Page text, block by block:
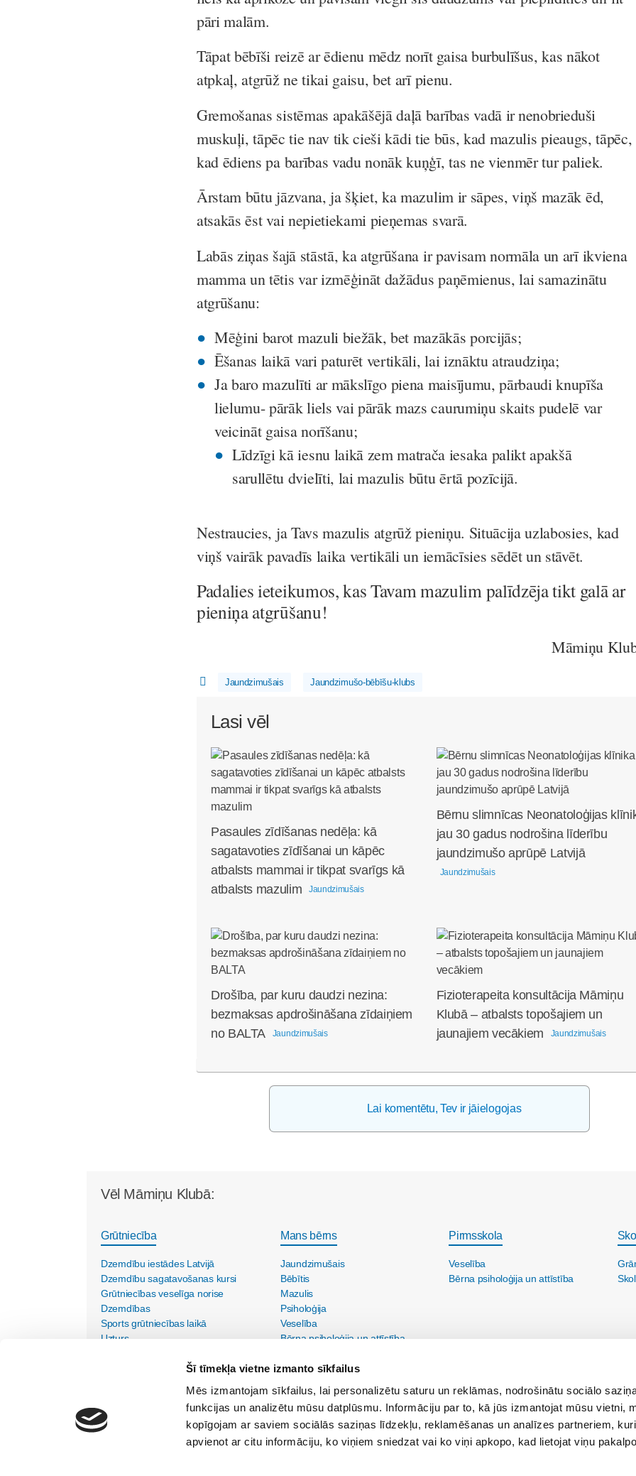
Šī tīmekļa vietne izmanto sīkfailus
Mēs izmantojam sīkfailus, lai personalizētu saturu un reklāmas, nodrošinātu sociālo
funkcijas un analizētu mūsu datplūsmu. Informāciju par to, kā jūs izmantojat mūsu vietni,
kopīgojam ar saviem sociālās saziņas līdzekļu, reklamēšanas un analīzes partneriem,
apvienot ar citu informāciju, ko viņiem sniedzat vai ko viņi apkopo, kad lietojat viņu
pāri malām.
Tāpat bēbīši reizē ar ēdienu mēdz norīt gaisa burbulīšus, kas nākot
atpkaļ, atgrūž ne tikai gaisu, bet arī pienu.
Gremošanas sistēmas apakāšējā daļā barības vadā ir nenobrieduši
muskuļi, tāpēc tie nav tik cieši kādi tie būs, kad mazulis pieaugs, tāpēc,
kad ēdiens pa barības vadu nonāk kuņģī, tas ne vienmēr tur paliek.
Ārstam būtu jāzvana, ja šķiet, ka mazulim ir sāpes, viņš mazāk ēd,
atsakās ēst vai nepietiekami pieņemas svarā.
Labās ziņas šajā stāstā, ka atgrūšana ir pavisam normāla un arī ikviena
mamma un tētis var izmēģināt dažādus paņēmienus, lai samazinātu
atgrūšanu:
Mēģini barot mazuli biežāk, bet mazākās porcijās;
Ēšanas laikā vari paturēt vertikāli, lai iznāktu atraudziņa;
Ja baro mazulīti ar mākslīgo piena maisījumu, pārbaudi knupīša
lielumu- pārāk liels vai pārāk mazs caurumiņu skaits pudelē var
veicināt gaisa norīšanu;
Līdzīgi kā iesnu laikā zem matrača iesaka palikt apakšā
sarullētu dvielīti, lai mazulis būtu ērtā pozīcijā.
Nestraucies, ja Tavs mazulis atgrūž pieniņu. Situācija uzlabosies, kad
viņš vairāk pavadīs laika vertikāli un iemācīsies sēdēt un stāvēt.
Padalies ieteikumos, kas Tavam mazulim palīdzēja tikt galā ar
pieniņa atgrūšanu!
Māmiņu
Jaundzimušais Jaundzimušo-bēbīšu-klubs
Lasi vēl
Pasaules zīdīšanas nedēļa: kā
sagatavoties zīdīšanai un kāpēc
atbalsts mammai ir tikpat svarīgs kā
atbalsts mazulim
Jaundzimušais
Bērnu slimnīcas Neonatoloģijas
jau 30 gadus nodrošina līderību
jaundzimušo aprūpē Latvijā
Jaundzimušais
Drošība, par kuru daudzi nezina:
bezmaksas apdrošināšana zīdaiņiem
no BALTA
Jaundzimušais
Fizioterapeita konsultācija Māmiņu
Klubā – atbalsts topošajiem un
jaunajiem vecākiem
Jaundzimušais
Lai komentētu, Tev ir jāielogojas
Vēl Māmiņu Klubā:
Grūtniecība
Dzemdību iestādes Latvijā
Dzemdību sagatavošanas kursi
Grūtniecības veselīga norise
Dzemdības
Sports grūtniecības laikā
Uzturs
Mans bērns
Jaundzimušais
Bēbītis
Mazulis
Psiholoģija
Veselība
Bērna psiholoģija un attīstība
Pirmsskola
Veselība
Bērna psiholoģija un attīstība
SIA "Lietišķās kreativitātes grupa"